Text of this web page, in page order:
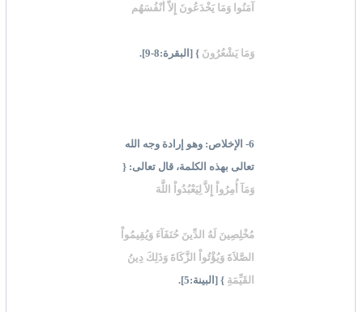
آمَنُوا وَمَا يَخْدَعُونَ إِلاَّ أَنْفُسَهُم
وَمَا يَشْعُرُونَ } [البقرة:8-9].
6- الإخلاص: وهو إرادة وجه الله
تعالى بهذه الكلمة، قال تعالى: {
وَمَآ أُمِرُواْ إِلاَّ لِيَعْبُدُواْ اللَّهَ
مُخْلِصِينَ لَهُ الدِّينَ حُنَفَآءَ وَيُقِيمُواْ
الصَّلاَةَ وَيُؤْتُواْ الزَّكَاةَ وَذَلِكَ دِينُ
القَيِّمَةِ } [البينة:5].